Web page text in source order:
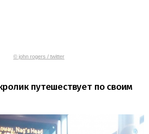
© john rogers / twitter
путешествует по своим